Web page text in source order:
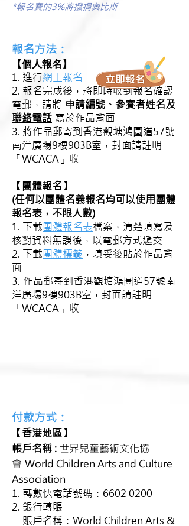
​*報名費的3%將撥捐奧比斯
報名方法：
【個人報名】
1. 進行網上報名
2. 報名完成後， 將即時收到報名確認
電郵，請將 申請編號、參賽者姓名及
聯絡電話 寫於作品背面
3. 將作品郵寄到香港觀塘鴻圖道57號
南洋廣場9樓903B室 ， 封面請註明
「WCACA」收
【團體報名】
(任何以團體名義報名均可以使用團體
報名表，不限人數)
1. 下載團體報名表檔案，清楚填寫及
核對資料無誤後，以電郵方式遞交
2. 下載團體標籤 ，填妥後貼於作品背
面
3. 作品郵寄到香港觀塘鴻圖道57號南
洋廣場9樓903B室， 封面請註明
「WCACA」收
付款方式：
【香港地區】
帳戶名稱 : 世界兒童藝術文化協
會 World Children Arts and Culture
Association
1. 轉數快電話號碼：6602 0200
2. 銀行轉賬
賬戶名稱：World Children Arts &